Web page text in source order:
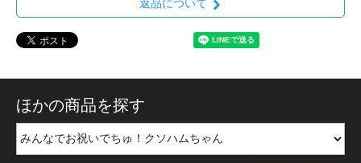
返品について
ほかの商品を探す